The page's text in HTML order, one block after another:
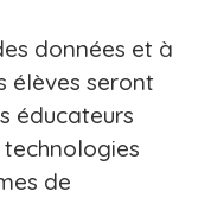
données et à
élèves seront
éducateurs
de